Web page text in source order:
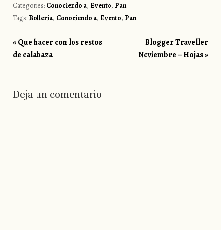
Categories: Conociendo a, Evento, Pan
Tags: Bolleria, Conociendo a, Evento, Pan
Post navigation
«Que hacer con los restos
de calabaza
Blogger Traveller
Noviembre – Hojas»
Deja un comentario